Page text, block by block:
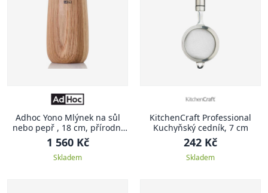
Adhoc Yono Mlýnek na sůl
nebo pepř , 18 cm, přírodní
dub
1 560 Kč
Skladem
KitchenCraft Professional
Kuchyňský cedník, 7 cm
242 Kč
Skladem